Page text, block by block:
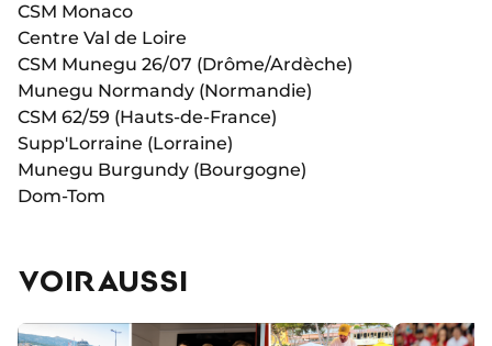
CSM Monaco
Centre Val de Loire
CSM Munegu 26/07 (Drôme/Ardèche)
Munegu Normandy (Normandie)
CSM 62/59 (Hauts-de-France)
Supp'Lorraine (Lorraine)
Munegu Burgundy (Bourgogne)
Dom-Tom
VOIR AUSSI